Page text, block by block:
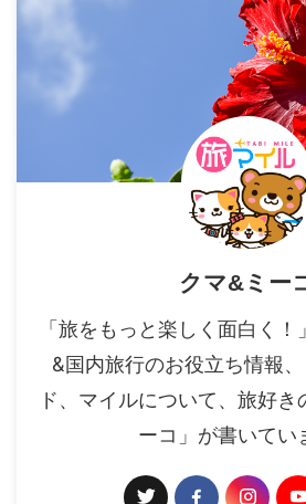
クマ&ミー
「旅をもっと楽しく面白く
&国内旅行のお役立ち情報
ド、マイルについて、旅好き
ーコ」が書いてい